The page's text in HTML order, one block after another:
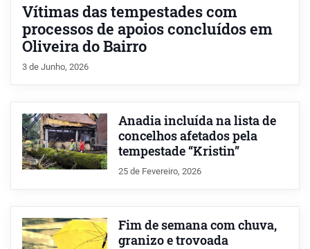
Vítimas das tempestades com
processos de apoios concluídos em
Oliveira do Bairro
3 de Junho, 2026
Anadia incluída na lista de
concelhos afetados pela
tempestade “Kristin”
25 de Fevereiro, 2026
Fim de semana com chuva,
granizo e trovoada